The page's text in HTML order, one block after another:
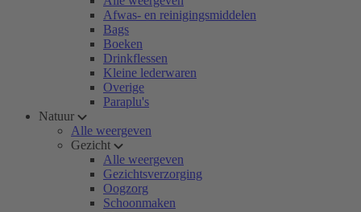
Afwas- en reinigingsmiddelen
Bags
Boeken
Drinkflessen
Kleine lederwaren
Overige
Paraplu's
Natuur
Alle weergeven
Gezicht
Alle weergeven
Gezichtsverzorging
Oogzorg
Schoonmaken